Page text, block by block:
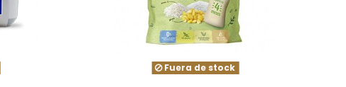
Fuera de stock